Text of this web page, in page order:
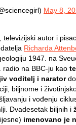
May 8,
televizijski autor i
Richarda
1947. na
na BBC-ju kao
voditelj i narator
biljnome i
i vođenju
Dvadesetak biljnih i
imenovano je